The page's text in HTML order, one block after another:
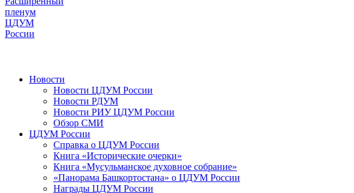
пленум
ЦДУМ
России
Новости
Новости ЦДУМ России
Новости РДУМ
Новости РИУ ЦДУМ России
Обзор СМИ
ЦДУМ России
Справка о ЦДУМ России
Книга «Исторические очерки»
Книга «Мусульманское духовное собрание»
«Панорама Башкортостана» о ЦДУМ России
Награды ЦДУМ России